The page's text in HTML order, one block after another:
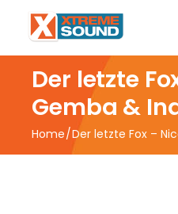
Der letzte
Gemba &
Home Der letzte Fox –